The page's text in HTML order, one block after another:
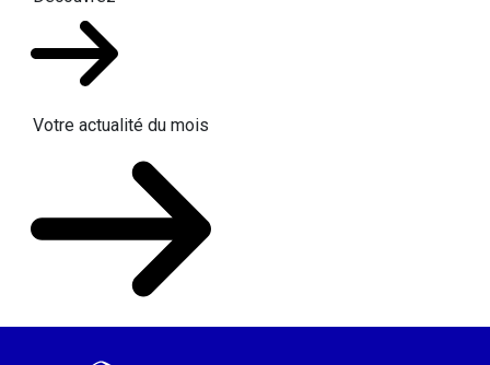
Votre actualité du mois